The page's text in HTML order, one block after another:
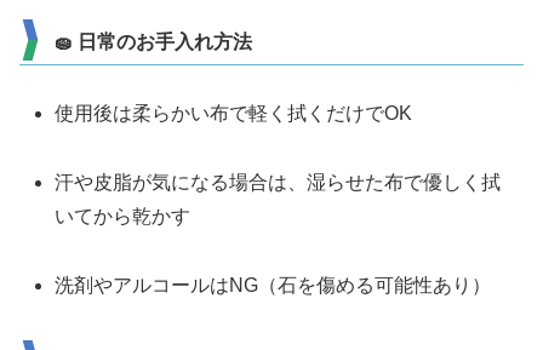
🧽 日常のお手入れ方法
使用後は柔らかい布で軽く拭くだけでOK
汗や皮脂が気になる場合は、湿らせた布で優しく拭
いてから乾かす
洗剤やアルコールはNG（石を傷める可能性あり）